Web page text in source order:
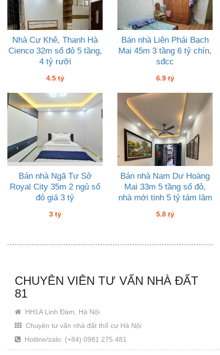
Nhà Cự Khê, Thanh Hà
Cienco 32m sổ đỏ 5 tầng,
4 tỷ rưỡi
4.5 tỷ
Bán nhà Liên Phái Bạch
Mai 45m 3 tầng 6 tỷ chín,
sđcc
6.9 tỷ
Bán nhà Ngã Tư Sở
Royal City 35m 2 ngủ sổ
đỏ giá 3 tỷ
3 tỷ
Bán nhà Nam Dư Hoàng
Mai 33m 5 tầng sổ đỏ,
nhà mới tinh 5 tỷ tám lăm
5.8 tỷ
CHUYÊN VIÊN TƯ VẤN NHÀ ĐẤT
81
HH1A Linh Đàm, Hà Nội
Chuyên tư vấn nhà đất thổ cư Hà Nội
Hotline/zalo: (+84) 0981 275 481